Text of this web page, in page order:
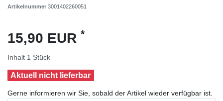
Artikelnummer 3001402260051
15,90 EUR *
Inhalt 1 Stück
Aktuell nicht lieferbar
Gerne informieren wir Sie, sobald der Artikel wieder verfügbar ist.